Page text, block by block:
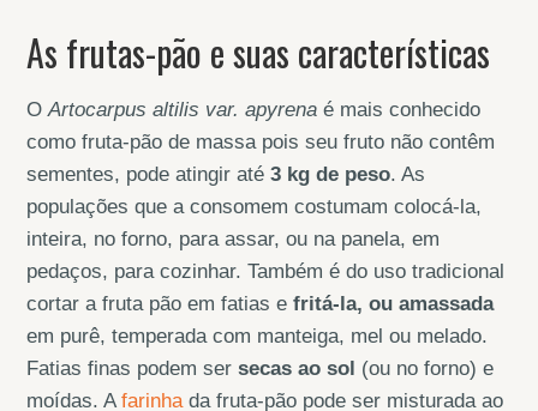
As frutas-pão e suas características
OArtocarpus altilis var. apyrena é mais conhecido
como fruta-pão de massa pois seu fruto não contêm
sementes, pode atingir até3 kg de peso. As
populações que a consomem costumam colocá-la,
inteira, no forno, para assar, ou na panela, em
pedaços, para cozinhar. Também é do uso tradicional
cortar a fruta pão em fatias efritá-la, ou amassada
em purê, temperada com manteiga, mel ou melado.
Fatias finas podem ser secas ao sol (ou no forno) e
moídas. Afarinhada fruta-pão pode ser misturada ao